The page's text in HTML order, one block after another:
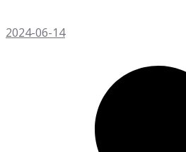
2024-06-14